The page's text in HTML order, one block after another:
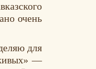
очень
для
—